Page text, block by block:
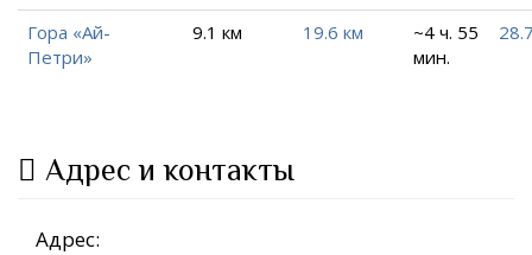
Гора «Ай-
Петри»
9.1 км 19.6 км
~4 ч. 55
мин.
Адрес и контакты
Адрес: